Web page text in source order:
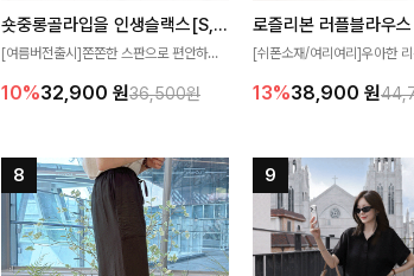
숏중롱골라입을 인생슬랙스[S,M,L,XL사이즈]
[여름버전출시]쫀쫀한 스판으로 편안하게
숏·기본·롱 기장과 와이드·부츠컷 핏까지 취
10%32,900 원36,500원
로즐리본 러플블라우스
[쉬폰소재/여리여리]우아한
분위기를 더해주는 블라우스
좋아요
13%38,900 원